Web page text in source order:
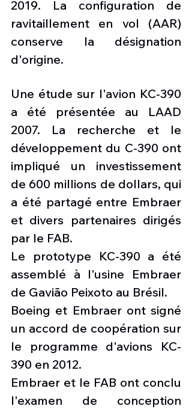
2019. La configuration de
ravitaillement en vol (AAR)
conserve la désignation
d'origine.
Une étude sur l'avion KC-390
a été présentée au LAAD
2007. La recherche et le
développement du C-390 ont
impliqué un investissement
de 600 millions de dollars, qui
a été partagé entre Embraer
et divers partenaires dirigés
par le FAB.
Le prototype KC-390 a été
assemblé à l'usine Embraer
de Gavião Peixoto au Brésil.
Boeing et Embraer ont signé
un accord de coopération sur
le programme d'avions KC-
390 en 2012.
Embraer et le FAB ont conclu
l'examen de conception